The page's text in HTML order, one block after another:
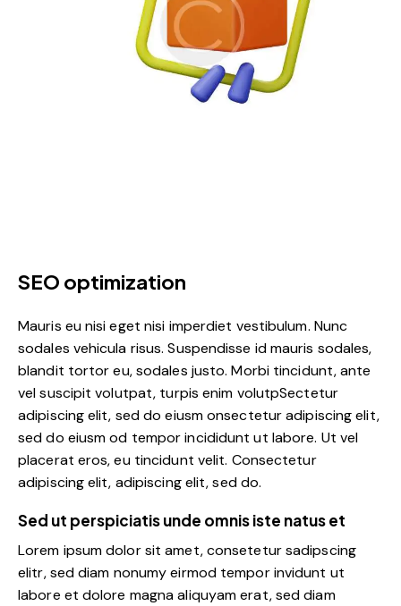
SEO optimization
Mauris eu nisi eget nisi imperdiet vestibulum. Nunc
sodales vehicula risus. Suspendisse id mauris sodales,
blandit tortor eu, sodales justo. Morbi tincidunt, ante
vel suscipit volutpat, turpis enim volutpSectetur
adipiscing elit, sed do eiusm onsectetur adipiscing elit,
sed do eiusm od tempor incididunt ut labore. Ut vel
placerat eros, eu tincidunt velit. Consectetur
adipiscing elit, adipiscing elit, sed do.
Sed ut perspiciatis unde omnis iste natus et
Lorem ipsum dolor sit amet, consetetur sadipscing
elitr, sed diam nonumy eirmod tempor invidunt ut
labore et dolore magna aliquyam erat, sed diam